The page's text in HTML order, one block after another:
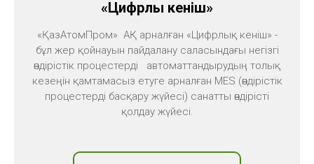
«Цифрлық кеніш»
«ҚазАтомПром» АҚ арналған «Цифрлық кеніш» -
бұл жер қойнауын пайдалану саласындағы негізгі
өндірістік процестерді автоматтандырудың толық
кезеңін қамтамасыз етуге арналған MES (өндірістік
процестерді басқару жүйесі) санатты өндірісті
қолдау жүйесі.